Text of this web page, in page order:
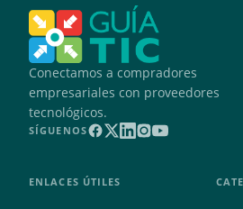
Conectamos a compradores
empresariales con proveedores
tecnológicos.
SÍGUENOS
ENLACES ÚTILES